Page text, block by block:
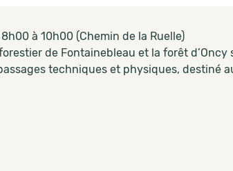
à 10h00 (Chemin de la Ruelle)
de Fontainebleau et la forêt d’Oncy
techniques et physiques, destiné